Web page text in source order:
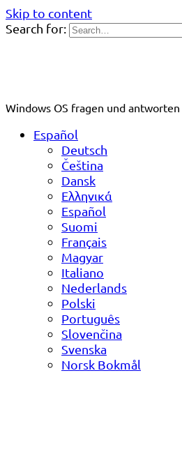
Skip to content
Search for:
Windows OS fragen und antworten
Español
Deutsch
Čeština
Dansk
Ελληνικά
Español
Suomi
Français
Magyar
Italiano
Nederlands
Polski
Português
Slovenčina
Svenska
Norsk Bokmål